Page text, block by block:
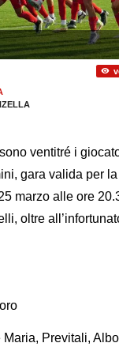
ventitré i
gara valida per
marzo alle ore
oltre
Previtali,